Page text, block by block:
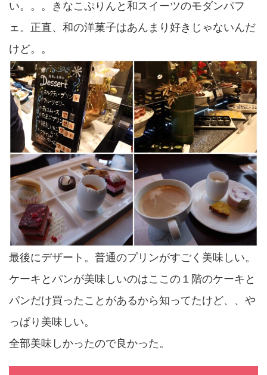
い。。。きなこぷりんと和スイーツのモダンパフ
ェ。正直、和の洋菓子はあんまり好きじゃないんだ
けど。。
最後にデザート。普通のプリンがすごく美味しい。
ケーキとパンが美味しいのはここの１階のケーキと
パンだけ買ったことがあるから知ってたけど、、や
っぱり美味しい。
全部美味しかったので良かった。